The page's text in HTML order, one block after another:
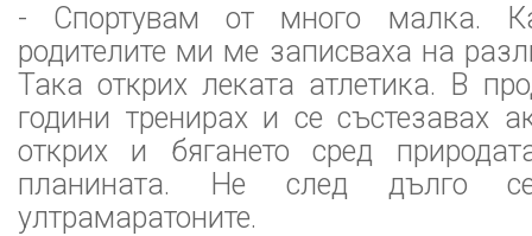
- Спортувам от много малка.
родителите ми ме записваха на
Така открих леката атлетика. В
години тренирах и се състезавах
открих и бягането сред
планината. Не след дълго
ултрамаратоните.